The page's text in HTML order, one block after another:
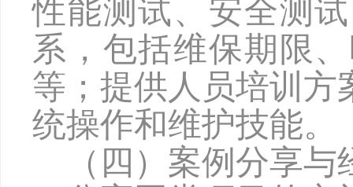
性能测试、安全测
系，包括维保期限
等 ； 提供人员培训方
统操作和维护技能。
（四）案例分享